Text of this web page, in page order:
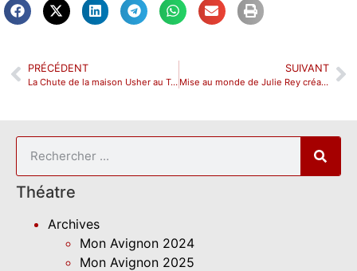
Théatre
Archives
Mon Avignon 2024
Mon Avignon 2025
PRÉCÉDENT
La Chute de la maison Usher au Tremplin
SUIVANT
Mise au monde de Julie Rey création 2029, lecture